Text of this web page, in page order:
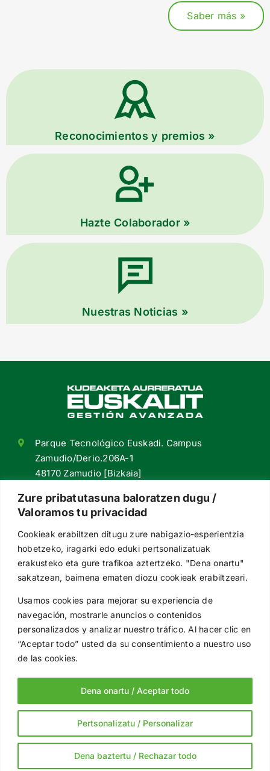
Zure pribatutasuna baloratzen dugu /
Valoramos tu privacidad
Cookieak erabiltzen ditugu zure nabigazio-esperientzia
hobetzeko, iragarki edo eduki pertsonalizatuak
erakusteko eta gure trafikoa aztertzeko. "Dena onartu"
sakatzean, baimena ematen diozu cookieak erabiltzeari.
Usamos cookies para mejorar su experiencia de
navegación, mostrarle anuncios o contenidos
personalizados y analizar nuestro tráfico. Al hacer clic en
“Aceptar todo” usted da su consentimiento a nuestro uso
de las cookies.
Pertsonalizatu / Personalizar
Dena baztertu / Rechazar todo
Dena onartu / Aceptar todo
Saber más »
Reconocimientos y premios »
Hazte Colaborador »
Nuestras Noticias »
Parque Tecnológico Euskadi. Campus
Zamudio/Derio.206A-1
48170 Zamudio [Bizkaia]
+34 94 420 98 55
euskalit@euskalit.net
Síguenos en redes
Subvenciona
Copyright © 2025 EUSKALIT, Gestión Avanzada |
Privacidad|Notal Legal|Política de Cookies|Canal de
Denuncias